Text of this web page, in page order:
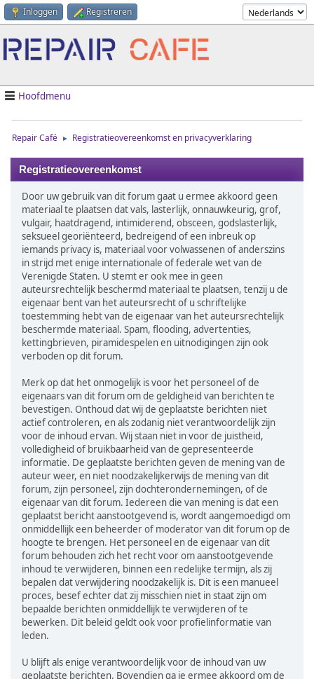
Inloggen Registreren
Hoofdmenu
Repair Café ► Registratieovereenkomst en privacyverklaring
Registratieovereenkomst
Door uw gebruik van dit forum gaat u ermee akkoord geen
materiaal te plaatsen dat vals, lasterlijk, onnauwkeurig, grof,
vulgair, haatdragend, intimiderend, obsceen, godslasterlijk,
seksueel georiënteerd, bedreigend of een inbreuk op
iemands privacy is, materiaal voor volwassenen of anderszins
in strijd met enige internationale of federale wet van de
Verenigde Staten. U stemt er ook mee in geen
auteursrechtelijk beschermd materiaal te plaatsen, tenzij u de
eigenaar bent van het auteursrecht of u schriftelijke
toestemming hebt van de eigenaar van het auteursrechtelijk
beschermde materiaal. Spam, flooding, advertenties,
kettingbrieven, piramidespelen en uitnodigingen zijn ook
verboden op dit forum.
Merk op dat het onmogelijk is voor het personeel of de
eigenaars van dit forum om de geldigheid van berichten te
bevestigen. Onthoud dat wij de geplaatste berichten niet
actief controleren, en als zodanig niet verantwoordelijk zijn
voor de inhoud ervan. Wij staan niet in voor de juistheid,
volledigheid of bruikbaarheid van de gepresenteerde
informatie. De geplaatste berichten geven de mening van de
auteur weer, en niet noodzakelijkerwijs de mening van dit
forum, zijn personeel, zijn dochterondernemingen, of de
eigenaar van dit forum. Iedereen die van mening is dat een
geplaatst bericht aanstootgevend is, wordt aangemoedigd om
onmiddellijk een beheerder of moderator van dit forum op de
hoogte te brengen. Het personeel en de eigenaar van dit
forum behouden zich het recht voor om aanstootgevende
inhoud te verwijderen, binnen een redelijke termijn, als zij
bepalen dat verwijdering noodzakelijk is. Dit is een manueel
proces, besef echter dat zij misschien niet in staat zijn om
bepaalde berichten onmiddellijk te verwijderen of te
bewerken. Dit beleid geldt ook voor profielinformatie van
leden.
U blijft als enige verantwoordelijk voor de inhoud van uw
geplaatste berichten. Bovendien ga je ermee akkoord om de